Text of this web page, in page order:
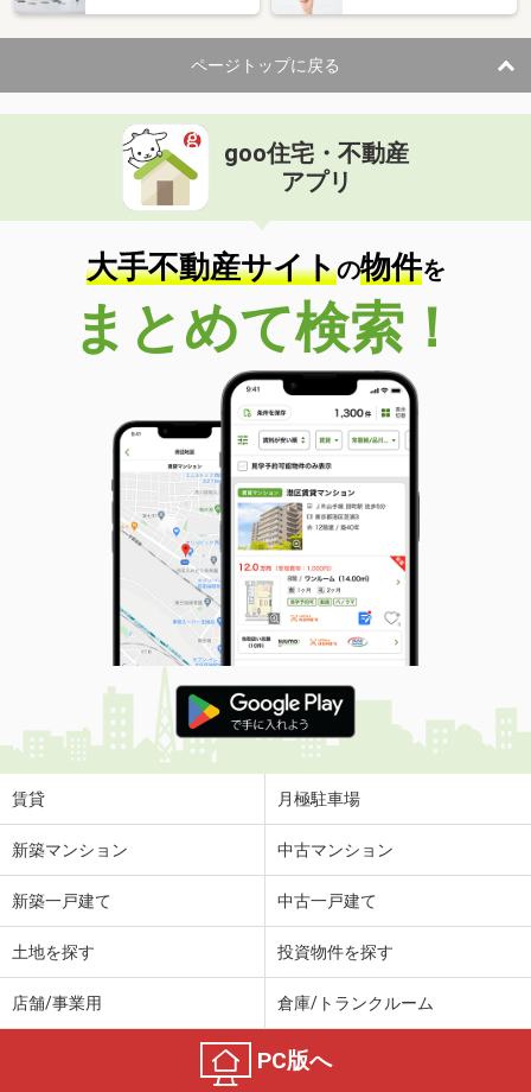
ページトップに戻る
goo住宅・不動産
アプリ
大手不動産サイトの物件を
まとめて検索！
賃貸 月極駐車場
新築マンション 中古マンション
新築一戸建て 中古一戸建て
土地を探す 投資物件を探す
店舗/事業用 倉庫/トランクルーム
PC版へ